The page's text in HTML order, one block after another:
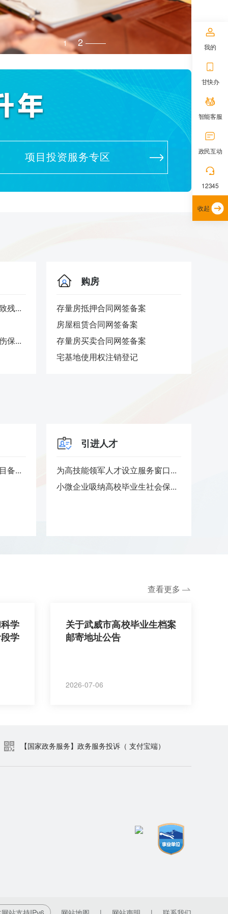
1 2
项目投资服务专区
残...
保...
购房
存量房抵押合同网签备案
房屋租赁合同网签备案
存量房买卖合同网签备案
宅基地使用权注销登记
备...
引进人才
为高技能领军人才设立服务窗口...
小微企业吸纳高校毕业生社会保...
查看更多
学
学
关于武威市高校毕业生档案
邮寄地址公告
2026-07-06
【国家政务服务】政务服务投诉（ 支付宝端）
我的
甘快办
智能客服
政民互动
12345
收起